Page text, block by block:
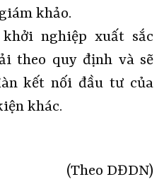
khảo.
nghiệp xuất sắc
theo quy định và sẽ
kết nối đầu tư của
khác.
(Theo DĐDN)